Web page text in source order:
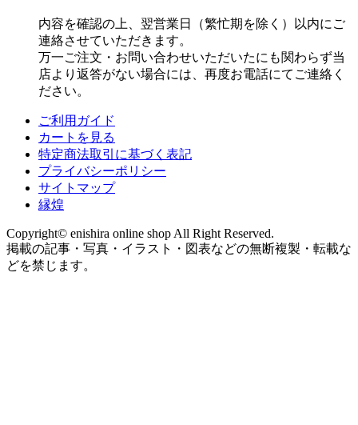
内容を確認の上、翌営業日（繁忙期を除く）以内にご
連絡させていただきます。
万一ご注文・お問い合わせいただいたにも関わらず当
店より返答がない場合には、再度お電話にてご連絡く
ださい。
ご利用ガイド
カートを見る
特定商法取引に基づく表記
プライバシーポリシー
サイトマップ
縁煌
Copyright© enishira online shop All Right Reserved.
掲載の記事・写真・イラスト・図表などの無断複製・転載な
どを禁じます。